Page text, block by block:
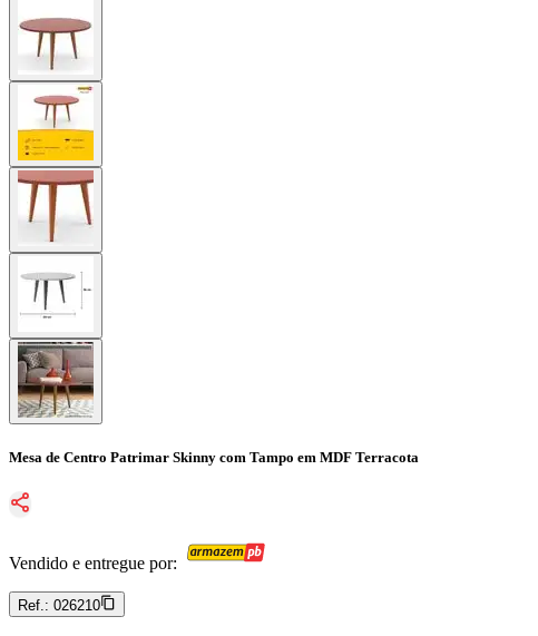
Mesa de Centro Patrimar Skinny com Tampo em MDF Terracota
Vendido e entregue por:
Ref.: 026210